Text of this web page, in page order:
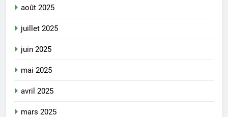
août 2025
juillet 2025
juin 2025
mai 2025
avril 2025
mars 2025